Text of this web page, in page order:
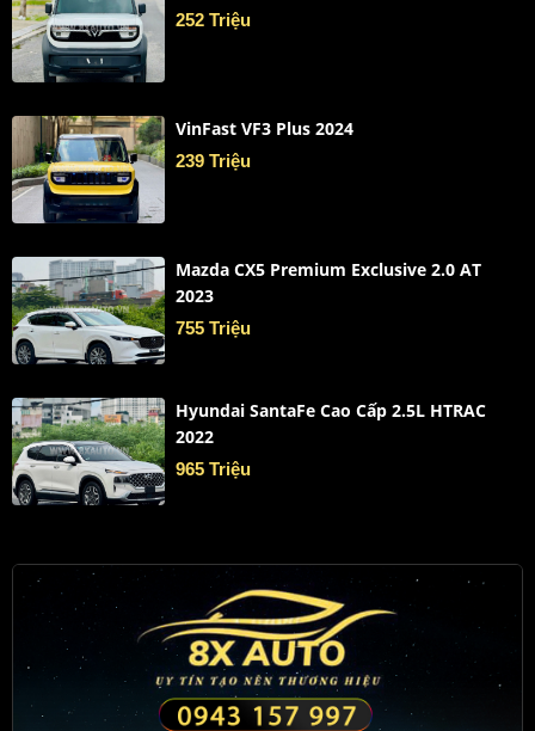
252 Triệu
VinFast VF3 Plus 2024
239 Triệu
Mazda CX5 Premium Exclusive 2.0 AT
2023
755 Triệu
Hyundai SantaFe Cao Cấp 2.5L HTRAC
2022
965 Triệu